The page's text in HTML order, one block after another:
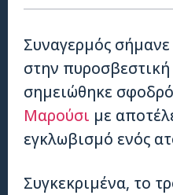
Συναγερμός
στην
σημειώθηκε
Μαρούσι με
εγκλωβισμό ενός
Συγκεκριμένα, το